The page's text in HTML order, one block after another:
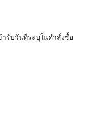
ารับวันที่ระบุในคำสั่งซื้อ